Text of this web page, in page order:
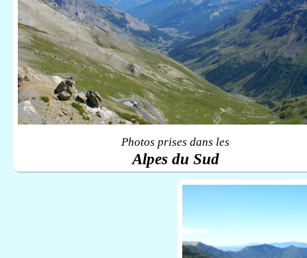
Photos prises dans les
Alpes du Sud